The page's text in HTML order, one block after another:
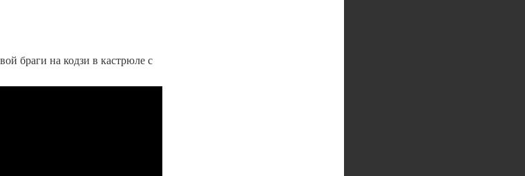
браги на кодзи в кастрюле с